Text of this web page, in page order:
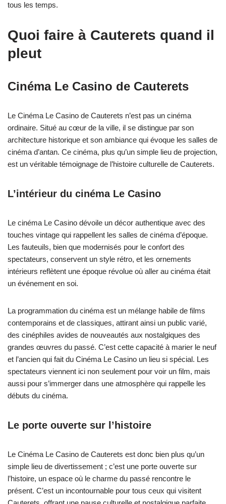
tous les temps.
Quoi faire à Cauterets quand il
pleut
Cinéma Le Casino de Cauterets
Le Cinéma Le Casino de Cauterets n’est pas un cinéma
ordinaire. Situé au cœur de la ville, il se distingue par son
architecture historique et son ambiance qui évoque les salles de
cinéma d’antan. Ce cinéma, plus qu’un simple lieu de projection,
est un véritable témoignage de l’histoire culturelle de Cauterets.
L’intérieur du cinéma Le Casino
Le cinéma Le Casino dévoile un décor authentique avec des
touches vintage qui rappellent les salles de cinéma d’époque.
Les fauteuils, bien que modernisés pour le confort des
spectateurs, conservent un style rétro, et les ornements
intérieurs reflètent une époque révolue où aller au cinéma était
un événement en soi.
La programmation du cinéma est un mélange habile de films
contemporains et de classiques, attirant ainsi un public varié,
des cinéphiles avides de nouveautés aux nostalgiques des
grandes œuvres du passé. C’est cette capacité à marier le neuf
et l’ancien qui fait du Cinéma Le Casino un lieu si spécial. Les
spectateurs viennent ici non seulement pour voir un film, mais
aussi pour s’immerger dans une atmosphère qui rappelle les
débuts du cinéma.
Le porte ouverte sur l’histoire
Le Cinéma Le Casino de Cauterets est donc bien plus qu’un
simple lieu de divertissement ; c’est une porte ouverte sur
l’histoire, un espace où le charme du passé rencontre le
présent. C’est un incontournable pour tous ceux qui visitent